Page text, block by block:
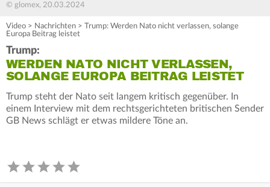
© glomex, 20.03.2024
Video > Nachrichten > Trump: Werden Nato nicht verlassen, solange
Europa Beitrag leistet
Trump:
WERDEN NATO NICHT VERLASSEN,
SOLANGE EUROPA BEITRAG LEISTET
Trump steht der Nato seit langem kritisch gegenüber. In
einem Interview mit dem rechtsgerichteten britischen Sender
GB News schlägt er etwas mildere Töne an.